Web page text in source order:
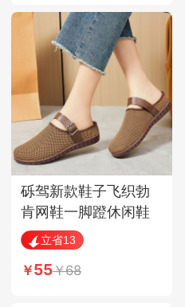
砾驾新款鞋子飞织勃
肯网鞋一脚蹬休闲鞋
轻便女鞋·HYGM-G-
YX10咖色
立省13
55 68